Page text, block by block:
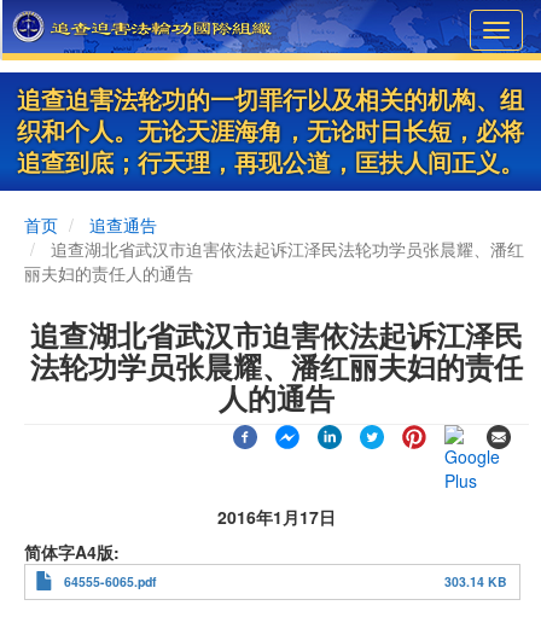
Skip
to
main
content
追查迫害法轮功的一切罪行以及相关的机构、组
织和个人。无论天涯海角，无论时日长短，必将
追查到底；行天理，再现公道，匡扶人间正义。
首页
追查通告
追查湖北省武汉市迫害依法起诉江泽民法轮功学员张晨耀、潘红
丽夫妇的责任人的通告
追查湖北省武汉市迫害依法起诉江泽民
法轮功学员张晨耀、潘红丽夫妇的责任
人的通告
2016年1月17日
简体字A4版
64555-6065.pdf 303.14 KB